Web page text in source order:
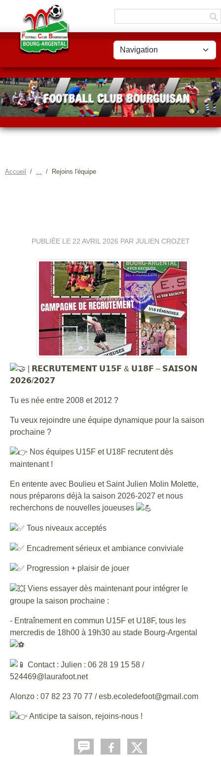
Accueil Rejoins l'équipe
PUBLIÉE LE 22 AVRIL 2026 PAR JULIEN CROZET
| 𝗥𝗘𝗖𝗥𝗨𝗧𝗘𝗠𝗘𝗡𝗧 𝗨𝟭𝟱𝗙 & 𝗨𝟭𝟴𝗙 – 𝗦𝗔𝗜𝗦𝗢𝗡
𝟮𝟬𝟮𝟲/𝟮𝟬𝟮𝟳
Tu es née entre 2008 et 2012 ?
Tu veux rejoindre une équipe dynamique pour la saison
prochaine ?
Nos équipes U15F et U18F recrutent dès
maintenant !
En entente avec Boulieu et Saint Julien Molin Molette,
nous préparons déjà la saison 2026-2027 et nous
recherchons de nouvelles joueuses
Tous niveaux acceptés
Encadrement sérieux et ambiance conviviale
Progression + plaisir de jouer
Viens essayer dès maintenant pour intégrer le
groupe la saison prochaine :
- Entraînement en commun U15F et U18F, tous les
mercredis de 18h00 à 19h30 au stade Bourg-Argental
Contact : Julien : 06 28 19 15 58 /
524469@laurafoot.net
Alonzo : 07 82 23 70 77 / esb.ecoledefoot@gmail.com
Anticipe ta saison, rejoins-nous !
Panneau de gestion des cookies